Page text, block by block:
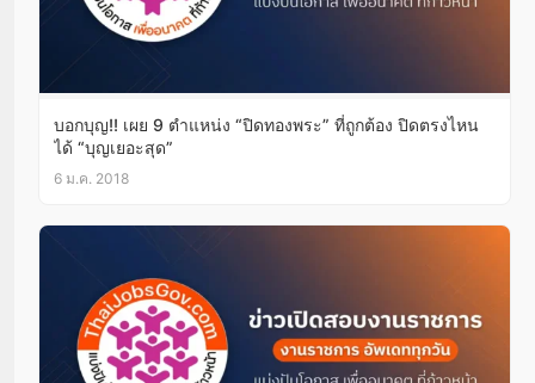
บอกบุญ!! เผย 9 ตำแหน่ง “ปิดทองพระ” ที่ถูกต้อง ปิดตรงไหน
ได้ “บุญเยอะสุด”
6 ม.ค. 2018